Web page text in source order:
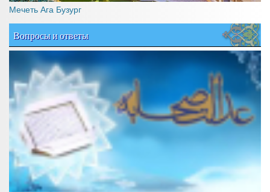
Мечеть Ага Бузург
Вопросы и ответы